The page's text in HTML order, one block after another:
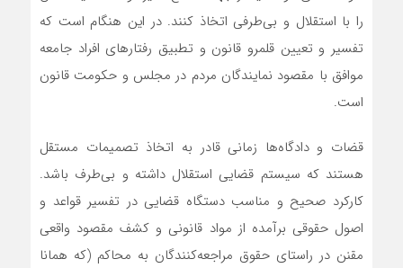
را با استقلال و بی‌طرفی اتخاذ کنند. در این هنگام است که
تفسیر و تعیین قلمرو قانون و تطبیق رفتارهای افراد جامعه
موافق با مقصود نمایندگان مردم در مجلس و حکومت قانون
است.
قضات و دادگاه‌ها زمانی قادر به ‌اتخاذ تصمیمات مستقل
هستند که سیستم قضایی استقلال داشته و بی‌طرف باشد.
کارکرد صحیح و مناسب دستگاه قضایی در تفسیر قواعد و
اصول حقوقی برآمده ‌از مواد قانونی و کشف مقصود واقعی
مقنن در راستای حقوق مراجعه‌کنندگان به محاکم (که همانا